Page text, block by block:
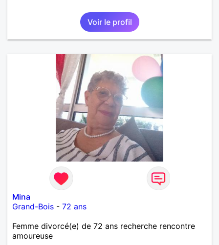
Voir le profil
Mina
Grand-Bois - 72 ans
Femme divorcé(e) de 72 ans recherche rencontre
amoureuse